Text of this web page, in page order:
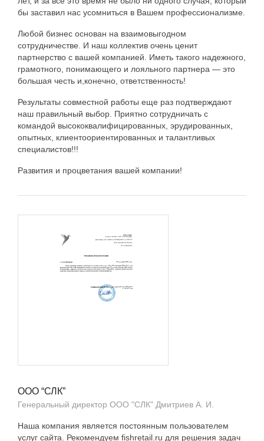
бы заставил нас усомниться в Вашем профессионализме.
Любой бизнес основан на взаимовыгодном
сотрудничестве. И наш коллектив очень ценит
партнерство с вашей компанией. Иметь такого надежного,
грамотного, понимающего и лояльного партнера — это
большая честь и,конечно, ответственность!
Результаты совместной работы еще раз подтверждают
наш правильный выбор. Приятно сотрудничать с
командой высококвалифицированных, эрудированных,
опытных, клиентоориентированных и талантливых
специалистов!!!
Развития и процветания вашей компании!
ООО “СЛК”
Генеральный директор ООО "СЛК" Дмитриев А. И.
Наша компания является постоянным пользователем
услуг сайта. Рекомендуем fishretail.ru для решения задач